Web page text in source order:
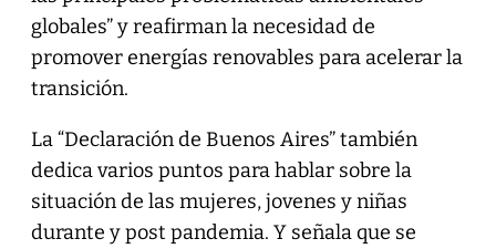
globales” y reafirman la necesidad de
promover energías renovables para acelerar la
transición.
La “Declaración de Buenos Aires” también
dedica varios puntos para hablar sobre la
situación de las mujeres, jovenes y niñas
durante y post pandemia. Y señala que se